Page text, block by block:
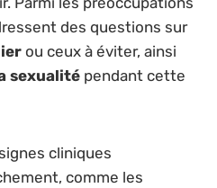
des questions sur
ou ceux à éviter, ainsi
sexualité pendant cette
cliniques
comme les